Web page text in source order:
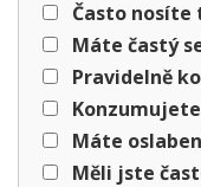
Často
Máte častý
Pravidelně
Máte
Měli jste